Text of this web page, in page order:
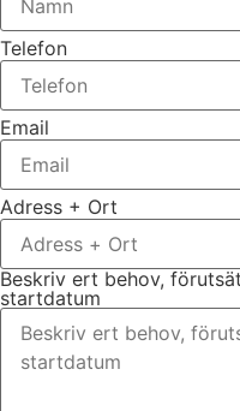
Telefon
Email
Adress + Ort
Beskriv ert behov,
startdatum